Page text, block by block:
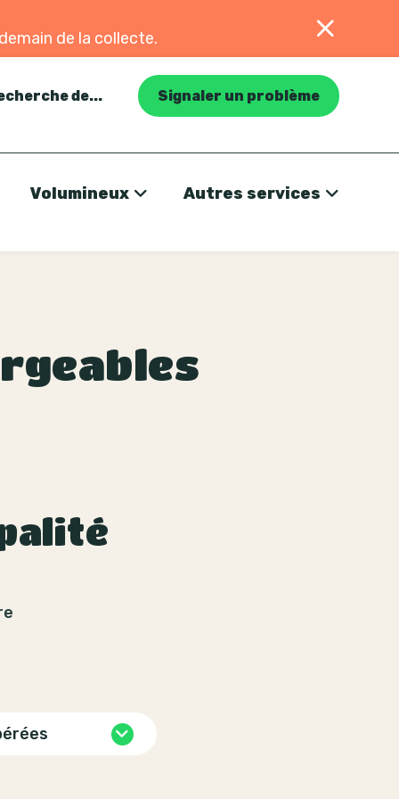
de la collecte.
de... Signaler un problème
Volumineux Autres services